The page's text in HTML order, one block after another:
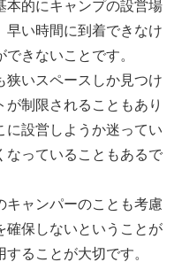
本的にキャンプの設営場
早い時間に到着できなけ
きないことです。
狭いスペースしか見つけ
制限されることもあり
に設営しようか迷ってい
なっていることもあるで
キャンパーのことも考慮
確保しないということが
ることが大切です。